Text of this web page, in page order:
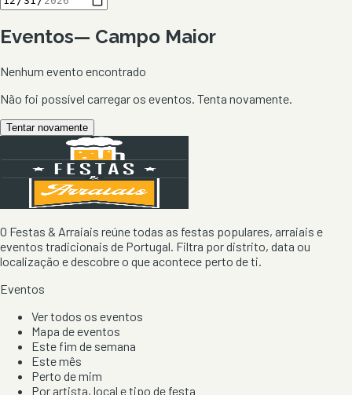
Eventos— Campo Maior
Nenhum evento encontrado
Não foi possível carregar os eventos. Tenta novamente.
Tentar novamente
O Festas & Arraiais reúne todas as festas populares, arraiais e
eventos tradicionais de Portugal. Filtra por distrito, data ou
localização e descobre o que acontece perto de ti.
Eventos
Ver todos os eventos
Mapa de eventos
Este fim de semana
Este mês
Perto de mim
Por artista, local e tipo de festa